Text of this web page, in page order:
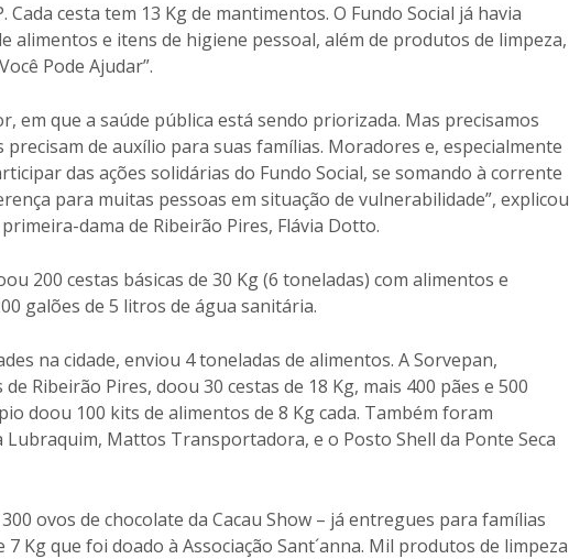
Cada cesta tem 13 Kg de mantimentos. O Fundo Social já havia
alimentos e itens de higiene pessoal, além de produtos de limpeza,
Pode Ajudar”.
em que a saúde pública está sendo priorizada. Mas precisamos
de auxílio para suas famílias. Moradores e, especialmente
das ações solidárias do Fundo Social, se somando à corrente
para muitas pessoas em situação de vulnerabilidade”, explicou
dama de Ribeirão Pires, Flávia Dotto.
200 cestas básicas de 30 Kg (6 toneladas) com alimentos e
galões de 5 litros de água sanitária.
na cidade, enviou 4 toneladas de alimentos. A Sorvepan,
Ribeirão Pires, doou 30 cestas de 18 Kg, mais 400 pães e 500
doou 100 kits de alimentos de 8 Kg cada. Também foram
Lubraquim, Mattos Transportadora, e o Posto Shell da Ponte Seca
ovos de chocolate da Cacau Show – já entregues para famílias
Kg que foi doado à Associação Sant´anna. Mil produtos de limpeza